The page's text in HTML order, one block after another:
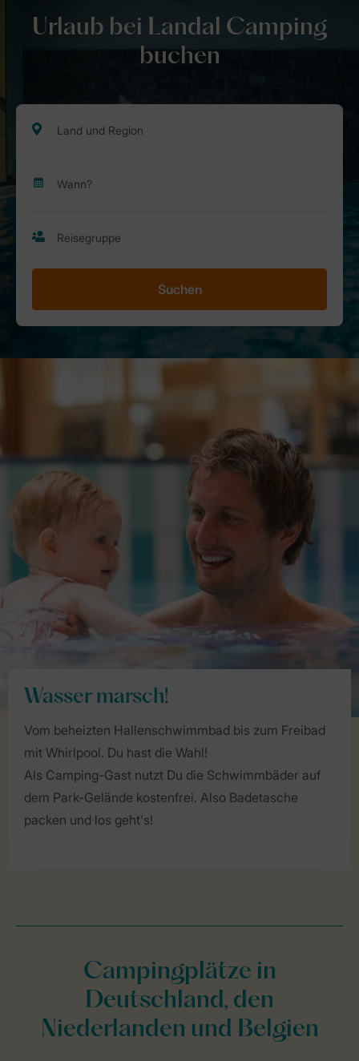
Urlaub bei Landal Camping
buchen
Suchen
Wasser marsch!
Vom beheizten Hallenschwimmbad bis zum Freibad
mit Whirlpool. Du hast die Wahl!
Als Camping-Gast nutzt Du die Schwimmbäder auf
dem Park-Gelände kostenfrei. Also Badetasche
packen und los geht's!
Campingplätze in
Deutschland, den
Niederlanden und Belgien